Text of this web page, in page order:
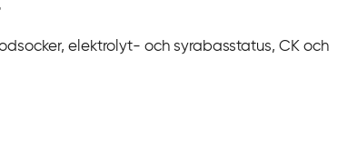
elektrolyt- och syrabasstatus, CK och